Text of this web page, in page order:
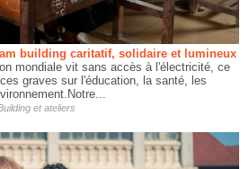
building caritatif, solidaire et lumineux
mondiale vit sans accès à l'électricité, ce
graves sur l'éducation, la santé, les
et ateliers